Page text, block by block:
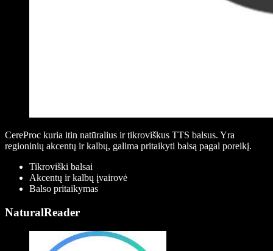
CereProc kuria itin natūralius ir tikroviškus TTS balsus. Yra
regioninių akcentų ir kalbų, galima pritaikyti balsą pagal poreikį.
Tikroviški balsai
Akcentų ir kalbų įvairovė
Balso pritaikymas
NaturalReader